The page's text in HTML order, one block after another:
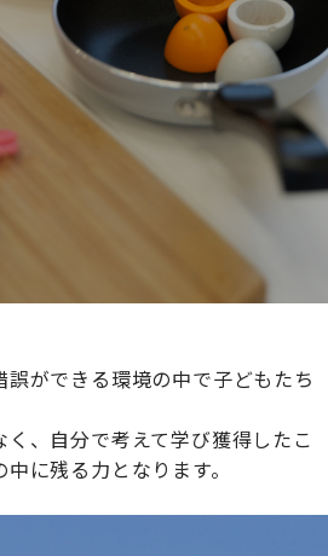
ができる環境の中で子どもたち
、自分で考えて学び獲得したこ
に残る力となります。